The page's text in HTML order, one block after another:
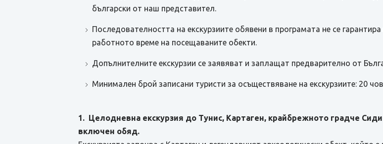
български от наш представител.
Последователността на екскурзиите обявени в програмата не се
работното време на посещаваните обекти.
Допълнителните екскурзии се заявяват и заплащат предварително от
Минимален брой записани туристи за осъществяване на екскурзиите: 20
1. Целодневна екскурзия до Тунис, Картаген, крайбрежното градче
включен обяд.